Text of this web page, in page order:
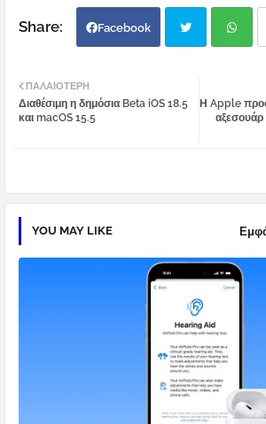
Facebook
tter atsa
Η Apple
αξεσουάρ
ΠΑΛΑΙΌΤΕΡΗ
Διαθέσιμη η δημόσια Beta iOS 18.5
και macOS 15.5
YOU MAY LIKE